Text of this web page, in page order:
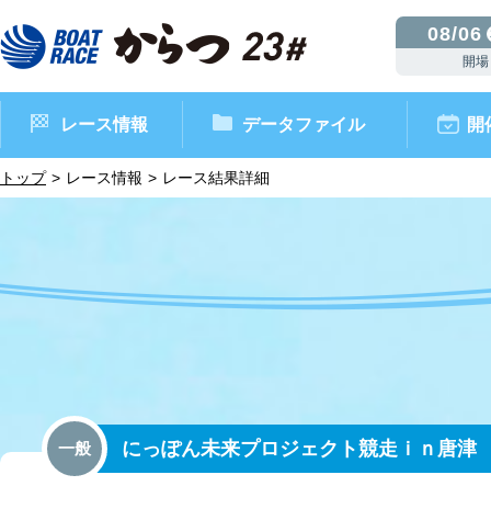
08/06
開場
レース情報 データファイル 開
トップ レース情報 レース結果詳細
一般 にっぽん未来プロジェクト競走ｉｎ唐津